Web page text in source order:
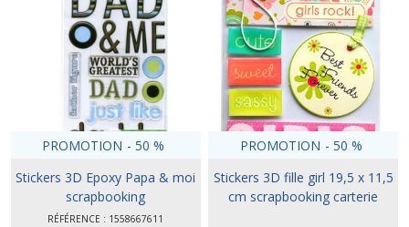
PROMOTION - 50 %
Stickers 3D Epoxy Papa & moi
scrapbooking
RÉFÉRENCE : 1558667611
PROMOTION - 50 %
Stickers 3D fille girl 19,5 x 11,5
cm scrapbooking carterie